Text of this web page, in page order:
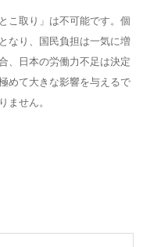
こ取り」は不可能です。個
なり、国民負担は一気に増
、日本の労働力不足は決定
めて大きな影響を与えるで
ません。